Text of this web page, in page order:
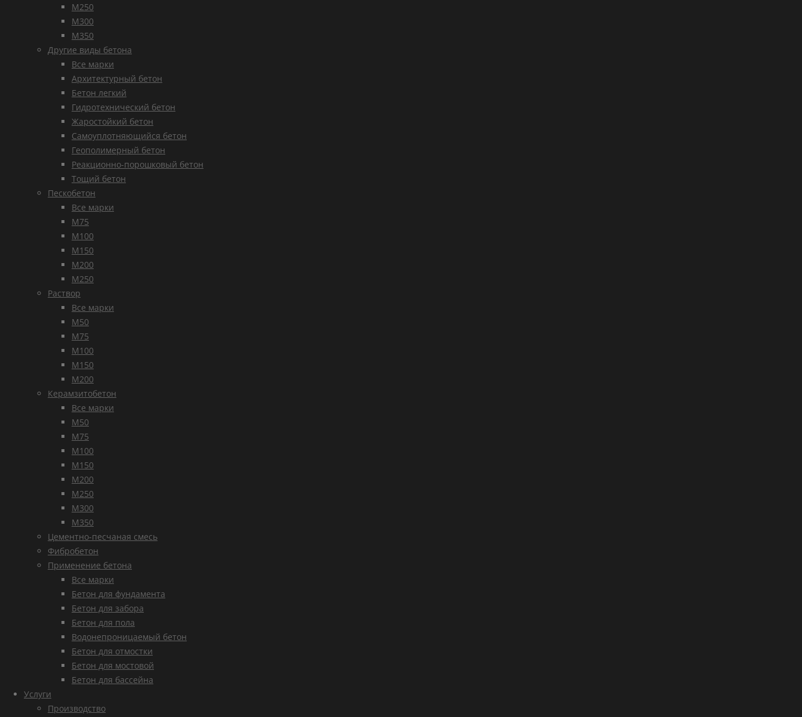
М250
М300
М350
Другие виды бетона
Все марки
Архитектурный бетон
Бетон легкий
Гидротехнический бетон
Жаростойкий бетон
Самоуплотняющийся бетон
Геополимерный бетон
Реакционно-порошковый бетон
Тощий бетон
Пескобетон
Все марки
М75
М100
М150
М200
М250
Раствор
Все марки
М50
М75
М100
М150
М200
Керамзитобетон
Все марки
М50
М75
М100
М150
М200
М250
М300
М350
Цементно-песчаная смесь
Фибробетон
Применение бетона
Все марки
Бетон для фундамента
Бетон для забора
Бетон для пола
Водонепроницаемый бетон
Бетон для отмостки
Бетон для мостовой
Бетон для бассейна
Услуги
Производство